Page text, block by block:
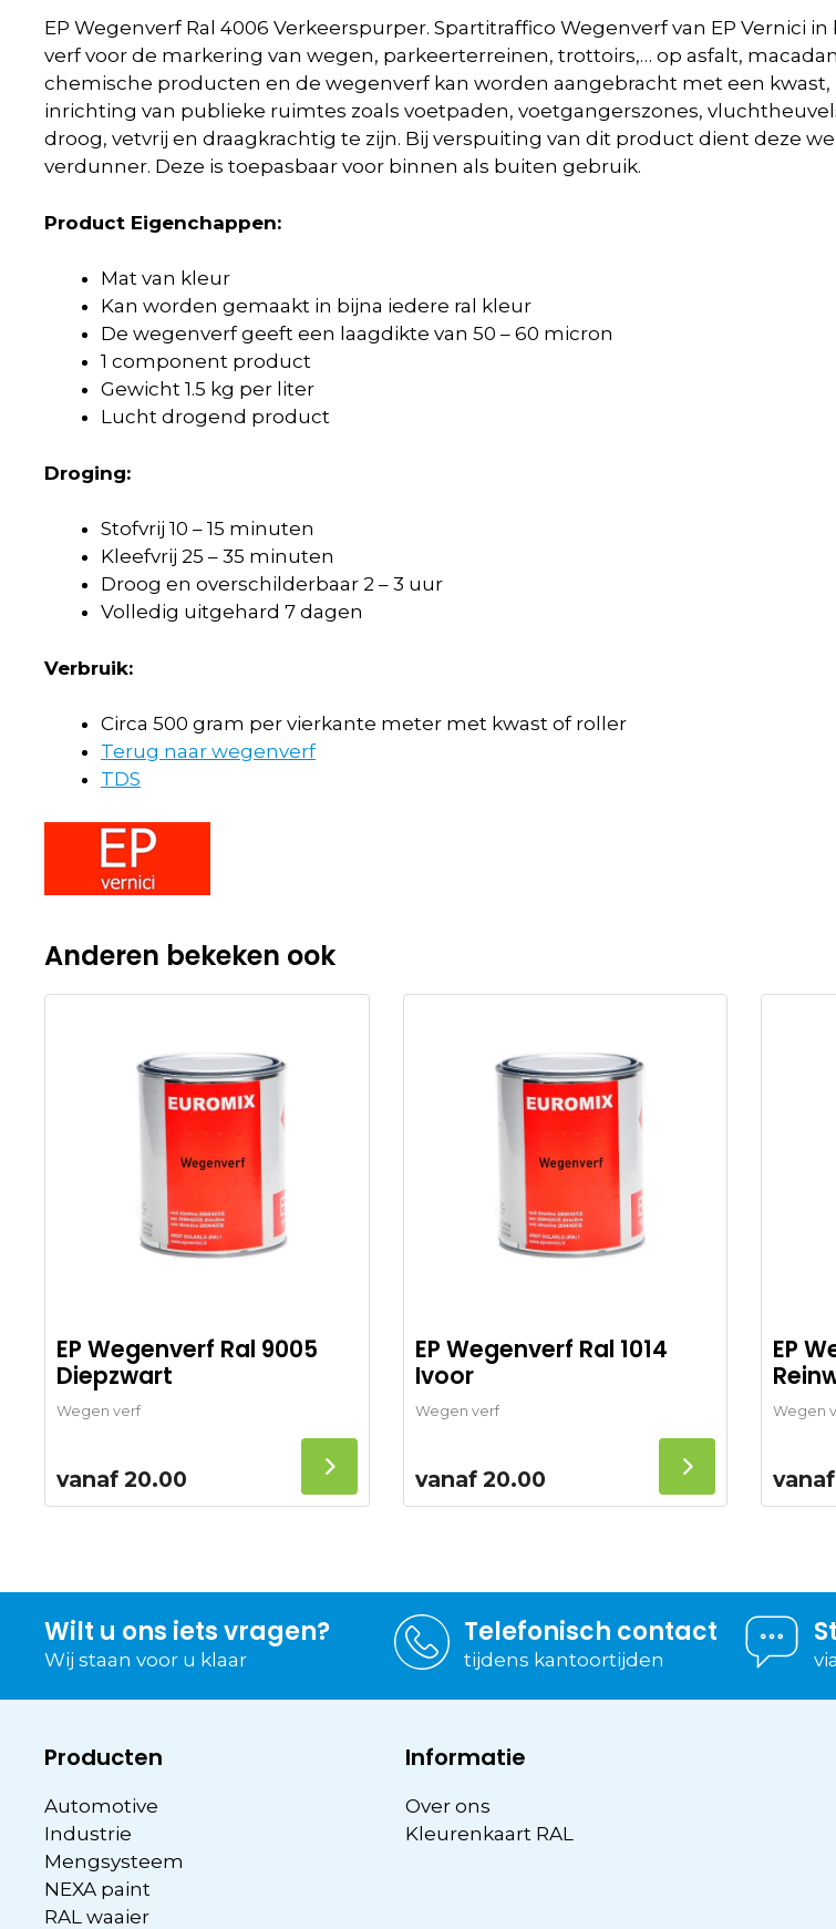
EP Wegenverf Ral 4006 Verkeerspurper. Spartitraffico Wegenverf van EP Vernici
verf voor de markering van wegen, parkeerterreinen, trottoirs,… op asfalt,
chemische producten en de wegenverf kan worden aangebracht met een
inrichting van publieke ruimtes zoals voetpaden, voetgangerszones,
droog, vetvrij en draagkrachtig te zijn. Bij verspuiting van dit product dient deze
verdunner. Deze is toepasbaar voor binnen als buiten gebruik.
Product Eigenchappen:
Mat van kleur
Kan worden gemaakt in bijna iedere ral kleur
De wegenverf geeft een laagdikte van 50 – 60 micron
1 component product
Gewicht 1.5 kg per liter
Lucht drogend product
Droging:
Stofvrij 10 – 15 minuten
Kleefvrij 25 – 35 minuten
Droog en overschilderbaar 2 – 3 uur
Volledig uitgehard 7 dagen
Verbruik:
Circa 500 gram per vierkante meter met kwast of roller
Terug naar wegenverf
TDS
Anderen bekeken ook
EP Wegenverf Ral 9005
Diepzwart
Wegen verf
vanaf 20.00
EP Wegenverf Ral 1014
Ivoor
Wegen verf
vanaf 20.00
EP
Wegen
vanaf
Wilt u ons iets vragen?
Wij staan voor u klaar
Telefonisch contact
tijdens kantoortijden
Producten
Automotive
Industrie
Mengsysteem
NEXA paint
RAL waaier
Informatie
Over ons
Kleurenkaart RAL